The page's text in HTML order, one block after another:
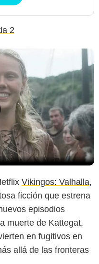
2
Vikingos: Valhalla,
ficción que estrena
episodios
muerte de Kattegat,
en fugitivos en
allá de las fronteras